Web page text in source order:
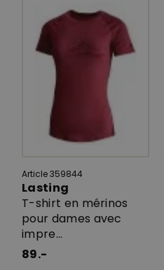
Article 359844
Lasting
T-shirt en mérinos
pour dames avec
impre...
89.-